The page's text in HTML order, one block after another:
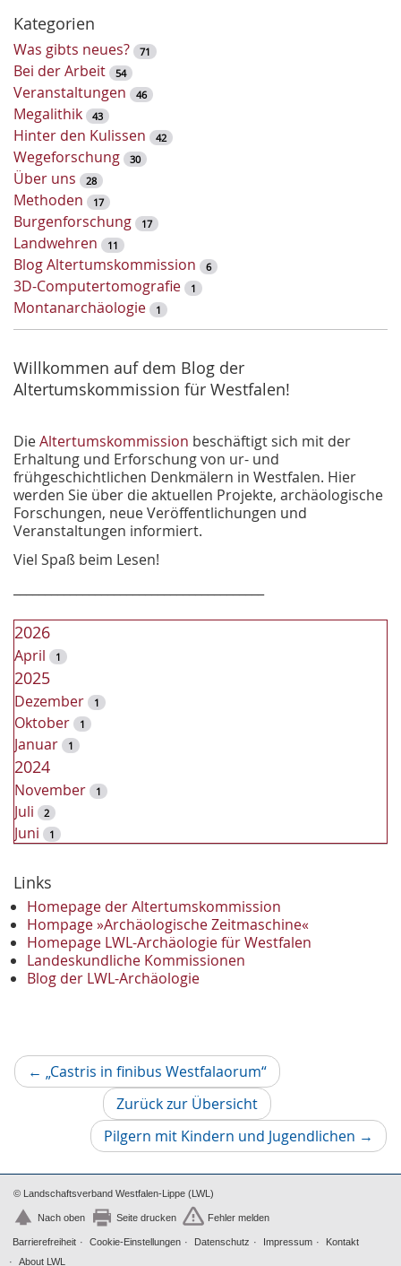
h
l
ü
s
s
e
l
w
o
r
t
-
S
u
c
e
Kategorien
Was gibts neues? 71
Bei der Arbeit 54
Veranstaltungen 46
Megalithik 43
Hinter den Kulissen 42
Wegeforschung 30
Über uns 28
Methoden 17
Burgenforschung 17
Landwehren 11
Blog Altertumskommission 6
3D-Computertomografie 1
Montanarchäologie 1
Willkommen auf dem Blog der
Altertumskommission für Westfalen!
DieAltertumskommission beschäftigt sich mit der
Erhaltung und Erforschung von ur- und
frühgeschichtlichen Denkmälern in Westfalen. Hier
werden Sie über die aktuellen Projekte, archäologische
Forschungen, neue Veröffentlichungen und
Veranstaltungen informiert.
Viel Spaß beim Lesen!
2026
April 1
2025
Dezember 1
Oktober 1
Januar 1
2024
November 1
Juli 2
Juni 1
Dezember
November 2
Oktober 1
September 2
August 1
Mai 1
2022
Oktober 1
1
2021
Oktober
September
Links
Homepage der Altertumskommission
Hompage »Archäologische Zeitmaschine«
Homepage LWL-Archäologie für Westfalen
Landeskundliche Kommissionen
Blog der LWL-Archäologie
← „Castris in finibus Westfalaorum“Vorheriger
Artikel
Zurück zur Übersicht
Pilgern mit Kindern und Jugendlichen
Artikel
→
© Landschaftsverband Westfalen-Lippe (LWL)
Nach oben Seite drucken Fehler melden
Barrierefreiheit Cookie-Einstellungen Datenschutz Impressum
Kontakt
About LWL